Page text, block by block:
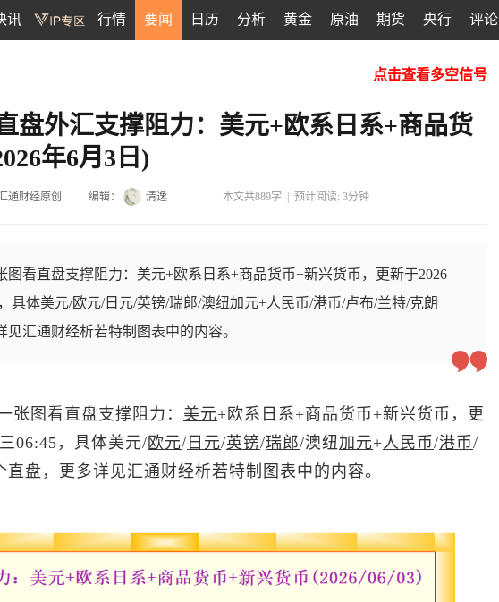
讯 行情 要闻 日历 分析 黄金 原油 期货 央行 评论
点击查看多空信号
盘外汇支撑阻力：美元+欧系日系+商品货
年6月3日)
通财经原创 编辑： 清逸 本文共889字 | 预计阅读: 3分钟
图看直盘支撑阻力：美元+欧系日系+商品货币+新兴货币，更新于2026
具体美元/欧元/日元/英镑/瑞郎/澳纽加元+人民币/港币/卢布/兰特/克朗
见汇通财经析若特制图表中的内容。
张图看直盘支撑阻力： 美元+欧系日系+商品货币+新兴货币，更
06:45，具体美元/欧元/ 日元/英镑/瑞郎/澳纽 加元+人民币/港币/
盘，更多详见汇通财经析若特制图表中的内容。